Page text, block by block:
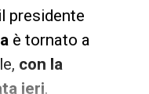
presidente
è tornato a
con la
ieri.